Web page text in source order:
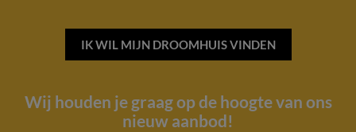
IK WIL MIJN DROOMHUIS VINDEN
Wij houden je graag op de hoogte van ons
nieuw aanbod!